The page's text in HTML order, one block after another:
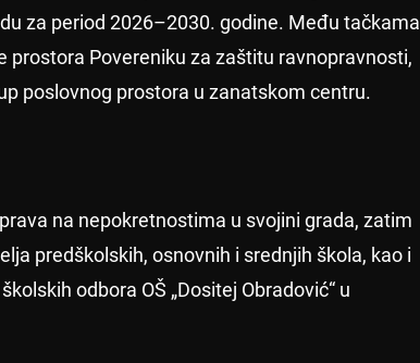
za period 2026–2030. godine. Među tačkama
prostora Povereniku za zaštitu ravnopravnosti,
poslovnog prostora u zanatskom centru.
na nepokretnostima u svojini grada, zatim
predškolskih, osnovnih i srednjih škola, kao i
odbora OŠ „Dositej Obradović“ u